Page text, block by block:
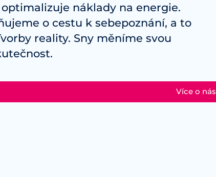
náklady na energie.
o cestu k sebepoznání, a to
reality. Sny měníme svou
Více o nás